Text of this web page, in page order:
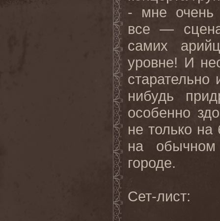
- мне очень
все —
самих
уровне! И
нибудь
особенно
не только
на
городе.
Сет-лист: